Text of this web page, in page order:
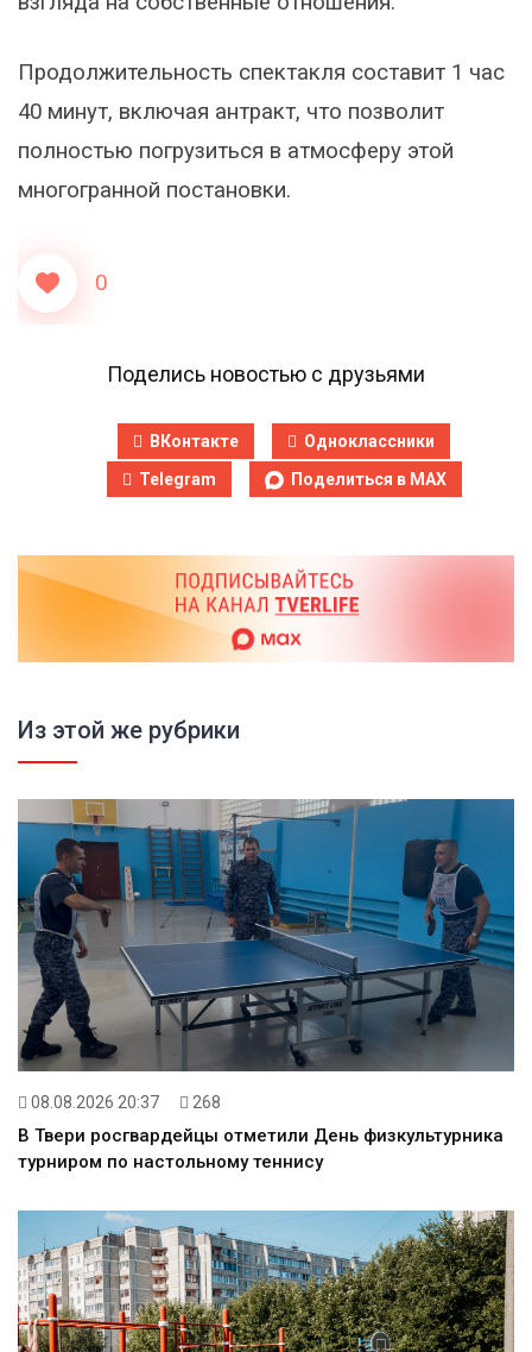
Продолжительность спектакля составит 1 час
40 минут, включая антракт, что позволит
полностью погрузиться в атмосферу этой
многогранной постановки.
0
Поделись новостью с друзьями
ВКонтакте
Одноклассники
Telegram
Поделиться в MAX
Из этой же рубрики
08.08.2026 20:37 268
В Твери росгвардейцы отметили День физкультурника
турниром по настольному теннису